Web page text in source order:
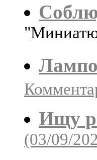
Ищу
(03/09/